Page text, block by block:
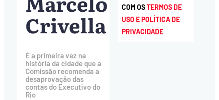
Crivella
É a primeira vez na
história da cidade que a
Comissão recomenda a
desaprovação das
contas do Executivo do
Rio
COM OSTERMOS DE
USO E POLÍTICA DE
PRIVACIDADE